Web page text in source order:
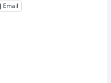
Email